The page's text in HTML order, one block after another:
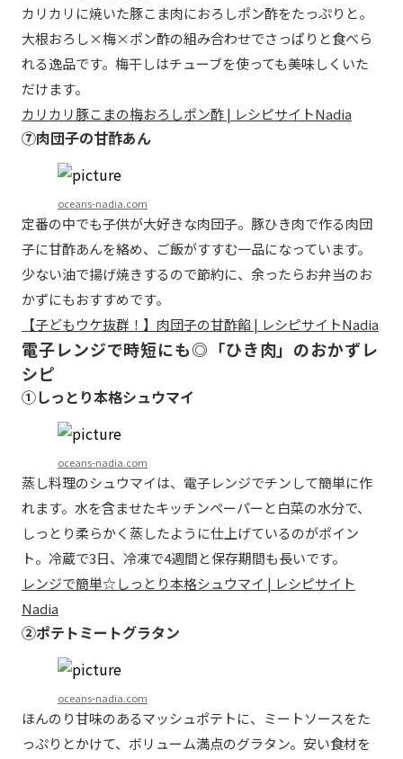
カリカリに焼いた豚こま肉におろしポン酢をたっぷりと。
大根おろし×梅×ポン酢の組み合わせでさっぱりと食べら
れる逸品です。梅干しはチューブを使っても美味しくいた
だけます。
カリカリ豚こまの梅おろしポン酢 | レシピサイトNadia
⑦肉団子の甘酢あん
oceans-nadia.com
定番の中でも子供が大好きな肉団子。豚ひき肉で作る肉団
子に甘酢あんを絡め、ご飯がすすむ一品になっています。
少ない油で揚げ焼きするので節約に、余ったらお弁当のお
かずにもおすすめです。
【子どもウケ抜群！】肉団子の甘酢餡 | レシピサイトNadia
電子レンジで時短にも◎「ひき肉」のおかずレ
シピ
①しっとり本格シュウマイ
oceans-nadia.com
蒸し料理のシュウマイは、電子レンジでチンして簡単に作
れます。水を含ませたキッチンペーパーと白菜の水分で、
しっとり柔らかく蒸したように仕上げているのがポイン
ト。冷蔵で3日、冷凍で4週間と保存期間も長いです。
レンジで簡単☆しっとり本格シュウマイ | レシピサイト
Nadia
②ポテトミートグラタン
oceans-nadia.com
ほんのり甘味のあるマッシュポテトに、ミートソースをた
っぷりとかけて、ボリューム満点のグラタン。安い食材を